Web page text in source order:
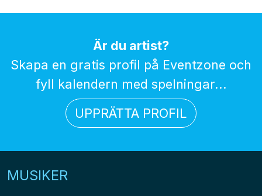
Är du artist?
Skapa en gratis profil på Eventzone och
fyll kalendern med spelningar...
UPPRÄTTA PROFIL
MUSIKER